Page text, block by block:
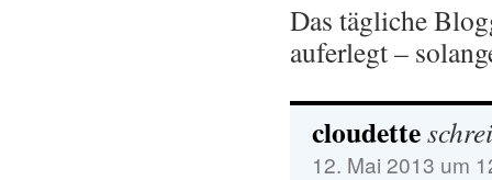
Das tägliche
auferlegt –
cloudette
12. Mai 2013 um